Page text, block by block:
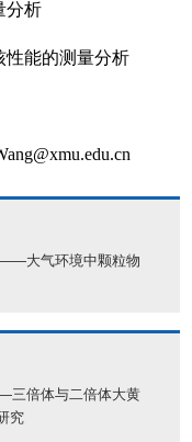
分析
性能的测量分析
——大气环境中颗粒物
三倍体与二倍体大黄
究